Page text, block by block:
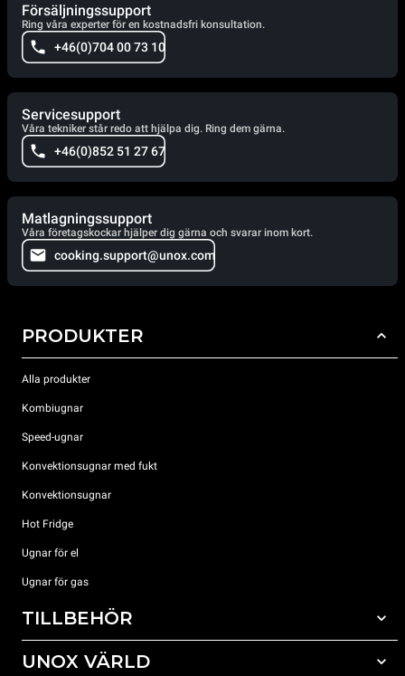
Försäljningssupport
Ring våra experter för en kostnadsfri konsultation.
+46(0)704 00 73 10
Servicesupport
Våra tekniker står redo att hjälpa dig. Ring dem gärna.
+46(0)852 51 27 67
Matlagningssupport
Våra företagskockar hjälper dig gärna och svarar inom kort.
cooking.support@unox.com
PRODUKTER
Alla produkter
Kombiugnar
Speed-ugnar
Konvektionsugnar med fukt
Konvektionsugnar
Hot Fridge
Ugnar för el
Ugnar för gas
TILLBEHÖR
Alla tillbehör
UNOX VÄRLD